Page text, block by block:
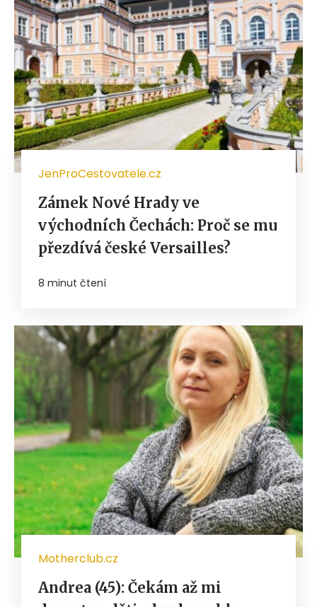
JenProCestovatele.cz
Zámek Nové Hrady ve
východních Čechách: Proč se mu
přezdívá české Versailles?
8 minut čtení
Motherclub.cz
Andrea (45): Čekám až mi